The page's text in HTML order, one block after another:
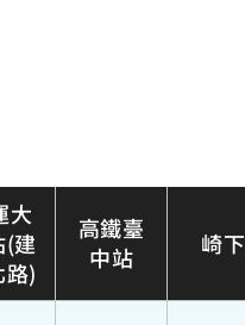
大
(建
路)
高鐵臺
中站
崎下